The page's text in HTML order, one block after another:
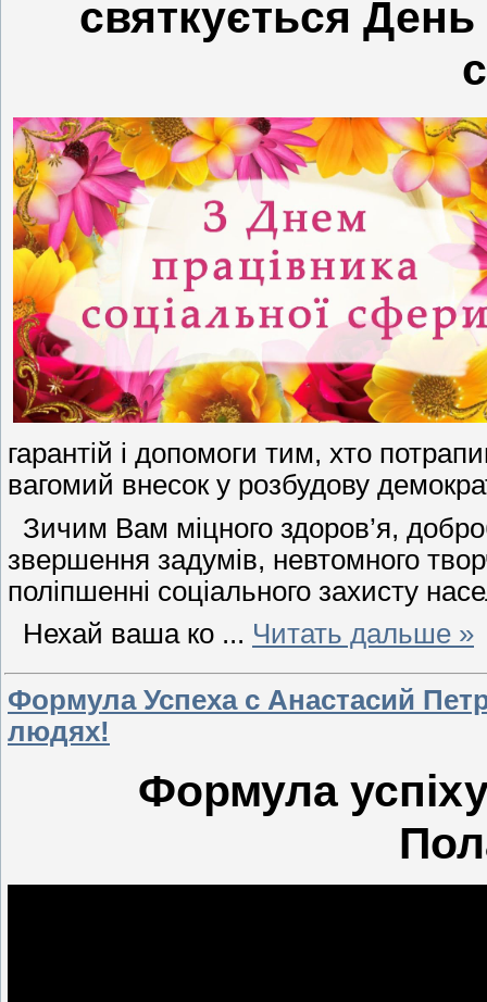
святкується День
гарантій і допомоги тим, хто
вагомий внесок у розбудову
Зичим Вам міцного здоров’я,
звершення задумів, невтомного
поліпшенні соціального захисту
Нехай ваша ко ... Читать дальше »
Формула Успеха с Анастасий
людях!
Формула